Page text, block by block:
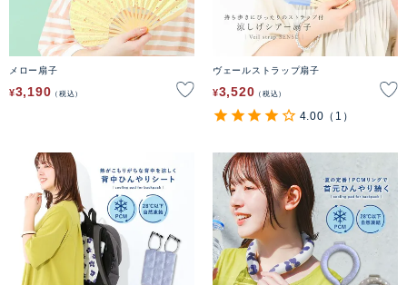
メロー扇子
¥3,190 税込
ヴェールストラップ扇子
¥3,520 税込
4.00 （1）